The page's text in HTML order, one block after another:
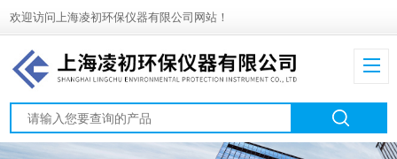
欢迎访问上海凌初环保仪器有限公司网站！